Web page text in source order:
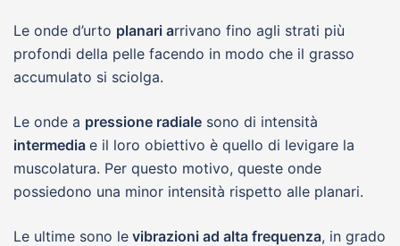
Le onde d’urto planari arrivano fino agli strati più
profondi della pelle facendo in modo che il grasso
accumulato si sciolga.
Le onde a pressione radiale sono di intensità
intermedia e il loro obiettivo è quello di levigare la
muscolatura. Per questo motivo, queste onde
possiedono una minor intensità rispetto alle planari.
Le ultime sono le vibrazioni ad alta frequenza, in grado